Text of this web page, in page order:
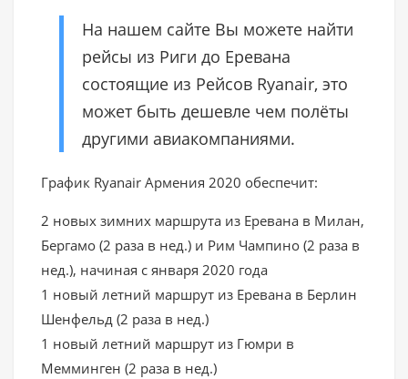
На нашем сайте Вы можете найти
рейсы из Риги до Еревана
состоящие из Рейсов Ryanair, это
может быть дешевле чем полёты
другими авиакомпаниями.
График Ryanair Армения 2020 обеспечит:
2 новых зимних маршрута из Еревана в Милан,
Бергамо (2 раза в нед.) и Рим Чампино (2 раза в
нед.), начиная с января 2020 года
1 новый летний маршрут из Еревана в Берлин
Шенфельд (2 раза в нед.)
1 новый летний маршрут из Гюмри в
Мемминген (2 раза в нед.)